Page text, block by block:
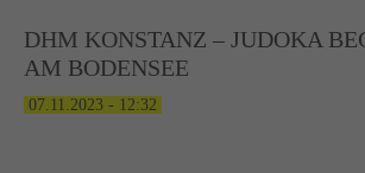
DHM KONSTANZ – JUDOKA
AM BODENSEE
07.11.2023 - 12:32